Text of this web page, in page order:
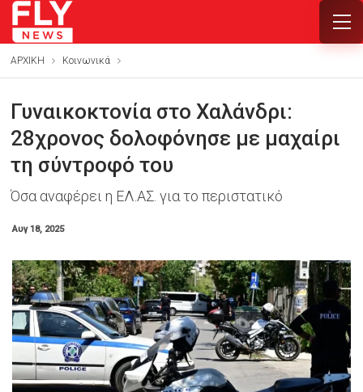
ΑΡΧΙΚΗ Κοινωνικά
Γυναικοκτονία στο Χαλάνδρι:
28χρονος δολοφόνησε με μαχαίρι
τη σύντροφό του
Όσα αναφέρει η ΕΛ.ΑΣ. για το περιστατικό
Αυγ 18, 2025